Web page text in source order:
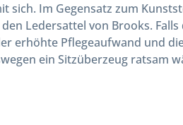
sich. Im Gegensatz zum
Ledersattel von Brooks.
erhöhte Pflegeaufwand und
ein Sitzüberzeug ratsam